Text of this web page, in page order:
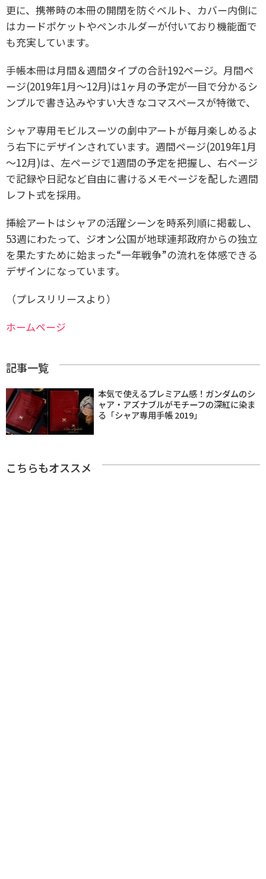
更に、携帯時の本冊の開閉を防ぐベルト、カバー内側に
はカードポケットやペンホルダーが付いており機能面で
も充実しています。
手帳本冊は月間＆週間タイプの合計192ページ。 月間ペ
ージ(2019年1月～12月)は1ヶ月の予定が一目で分かるシ
ンプルで書き込みやすい大きなコマスペースが特徴で、
シャア専用モビルスーツの劇中アートが毎月楽しめるよ
う右下にデザインされています。 週間ページ(2019年1月
～12月)は、左ページで1週間の予定を把握し、右ページ
で記録や日記など自由に書けるメモページを配した週間
レフト式を採用。
挿絵アートはシャアの活躍シーンを時系列順に掲載し、
53週にわたって、 ジオン公国が地球連邦政府からの独立
を果たすために始まった“一年戦争”の流れを体感できる
デザインになっています。
（プレスリリースより）
ホームページ
記事一覧
本気で使えるプレミアム感！ガンダムのシ
ャア・アズナブルがモチーフの深紅に染ま
る「シャア専用手帳 2019」
こちらもオススメ